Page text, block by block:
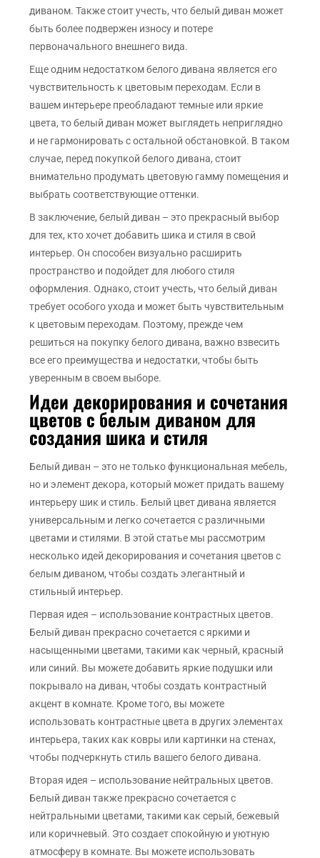
диваном. Также стоит учесть, что белый диван может
быть более подвержен износу и потере
первоначального внешнего вида.
Еще одним недостатком белого дивана является его
чувствительность к цветовым переходам. Если в
вашем интерьере преобладают темные или яркие
цвета, то белый диван может выглядеть неприглядно
и не гармонировать с остальной обстановкой. В таком
случае, перед покупкой белого дивана, стоит
внимательно продумать цветовую гамму помещения и
выбрать соответствующие оттенки.
В заключение, белый диван – это прекрасный выбор
для тех, кто хочет добавить шика и стиля в свой
интерьер. Он способен визуально расширить
пространство и подойдет для любого стиля
оформления. Однако, стоит учесть, что белый диван
требует особого ухода и может быть чувствительным
к цветовым переходам. Поэтому, прежде чем
решиться на покупку белого дивана, важно взвесить
все его преимущества и недостатки, чтобы быть
уверенным в своем выборе.
Идеи декорирования и сочетания
цветов с белым диваном для
создания шика и стиля
Белый диван – это не только функциональная мебель,
но и элемент декора, который может придать вашему
интерьеру шик и стиль. Белый цвет дивана является
универсальным и легко сочетается с различными
цветами и стилями. В этой статье мы рассмотрим
несколько идей декорирования и сочетания цветов с
белым диваном, чтобы создать элегантный и
стильный интерьер.
Первая идея – использование контрастных цветов.
Белый диван прекрасно сочетается с яркими и
насыщенными цветами, такими как черный, красный
или синий. Вы можете добавить яркие подушки или
покрывало на диван, чтобы создать контрастный
акцент в комнате. Кроме того, вы можете
использовать контрастные цвета в других элементах
интерьера, таких как ковры или картинки на стенах,
чтобы подчеркнуть стиль вашего белого дивана.
Вторая идея – использование нейтральных цветов.
Белый диван также прекрасно сочетается с
нейтральными цветами, такими как серый, бежевый
или коричневый. Это создает спокойную и уютную
атмосферу в комнате. Вы можете использовать